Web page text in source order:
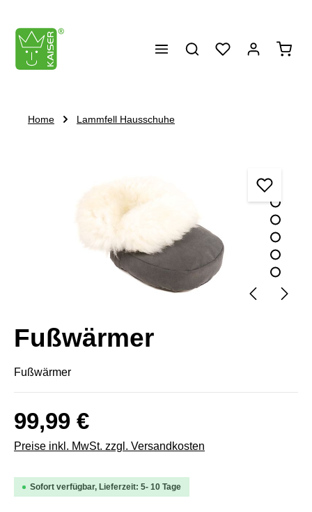
Home Lammfell Hausschuhe
Fußwärmer
Fußwärmer
99,99 €
Preise inkl. MwSt. zzgl. Versandkosten
Sofort verfügbar, Lieferzeit: 5- 10 Tage